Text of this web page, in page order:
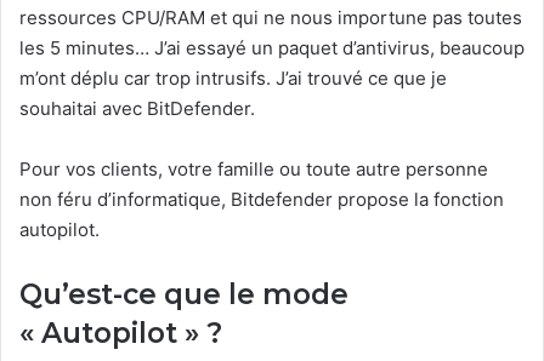
ressources CPU/RAM et qui ne nous importune pas toutes
les 5 minutes… J’ai essayé un paquet d’antivirus, beaucoup
m’ont déplu car trop intrusifs. J’ai trouvé ce que je
souhaitai avec BitDefender.
Pour vos clients, votre famille ou toute autre personne
non féru d’informatique, Bitdefender propose la fonction
autopilot.
Qu’est-ce que le mode
« Autopilot » ?